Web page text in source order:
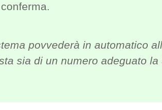
povvederà in automatico
sia di un numero adeguato la